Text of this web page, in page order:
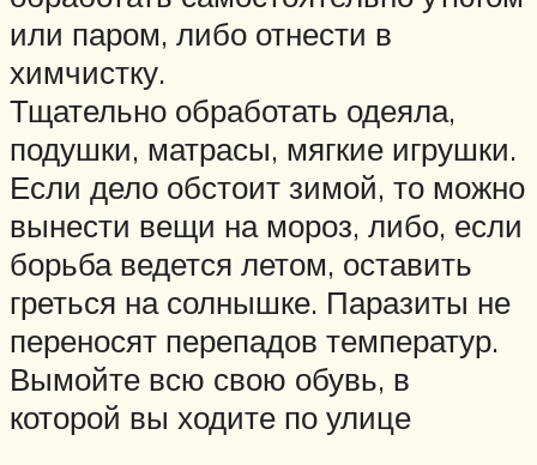
или паром, либо отнести в
химчистку.
Тщательно обработать одеяла,
подушки, матрасы, мягкие игрушки.
Если дело обстоит зимой, то можно
вынести вещи на мороз, либо, если
борьба ведется летом, оставить
греться на солнышке. Паразиты не
переносят перепадов температур.
Вымойте всю свою обувь, в
которой вы ходите по улице